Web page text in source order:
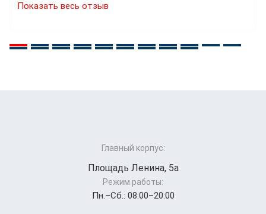
Показать весь отзыв
Главный корпус:
Площадь Ленина, 5а
Режим работы:
Пн.–Cб.: 08:00–20:00